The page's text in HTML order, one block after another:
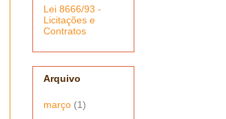
Lei 8666/93 -
Licitações e
Contratos
Arquivo
março (1)